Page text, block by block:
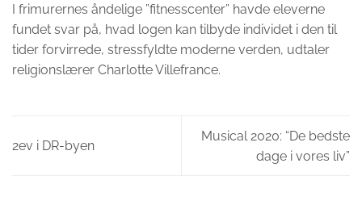
I frimurernes åndelige ”fitnesscenter” havde eleverne
fundet svar på, hvad logen kan tilbyde individet i den til
tider forvirrede, stressfyldte moderne verden, udtaler
religionslærer Charlotte Villefrance.
2ev i DR-byen
Musical 2020: “De bedste
dage i vores liv”